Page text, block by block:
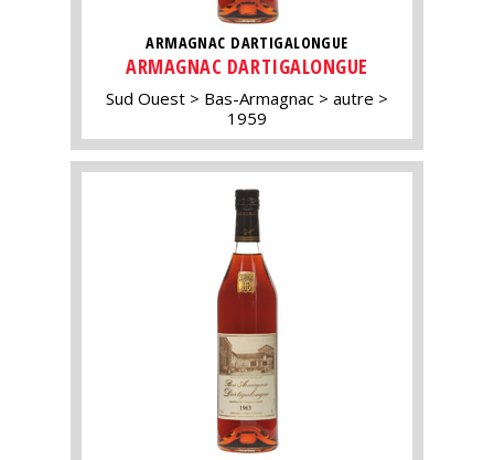
ARMAGNAC DARTIGALONGUE
ARMAGNAC DARTIGALONGUE
Sud Ouest Bas-Armagnac
autre
1959